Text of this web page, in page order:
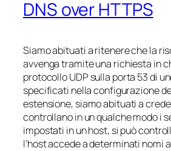
DNS over HTTPS
Siamo abituati a ritenere che la
avvenga tramite una richiesta in
protocollo UDP sulla porta 53 di
specificati nella configurazione
estensione, siamo abituati a
controllano in un qualche modo i
impostati in un host, si può
l’host accede a determinati nomi